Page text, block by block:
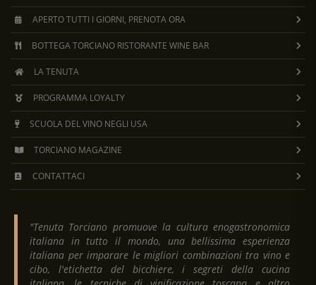
APERTO TUTTI I GIORNI, PRENOTA ORA
BOTTEGA TORCIANO RISTORANTE WINE BAR
LA TENUTA
PROGRAMMA LOYALTY
SCUOLA DEL VINO NEGLI USA
TORCIANO MAGAZINE
CONTATTACI
"Tenuta Torciano promuove la cultura enogastronomica
italiana in tutto il mondo, una bellissima esperienza
italiana per imparare le migliori combinazioni tra vino e
cibo, l'etichetta del bicchiere, i segreti della cucina